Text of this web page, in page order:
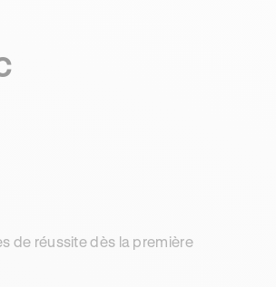
de réussite dès la première